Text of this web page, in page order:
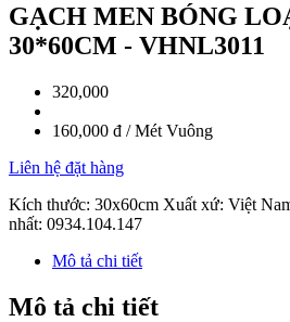
GẠCH MEN BÓNG
30*60CM - VHNL3011
320,000
160,000 đ / Mét Vuông
Liên hệ đặt hàng
Kích thước: 30x60cm Xuất xứ: Việt
nhất: 0934.104.147
Mô tả chi tiết
Mô tả chi tiết